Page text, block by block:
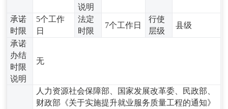
说明
承诺
时限
5个工作
日
法定
时限
7个工作日
行使
层级
县级
承诺
办结
时限
说明
无
人力资源社会保障部、国家发展改革委、民政部、
财政部《关于实施提升就业服务质量工程的通知》